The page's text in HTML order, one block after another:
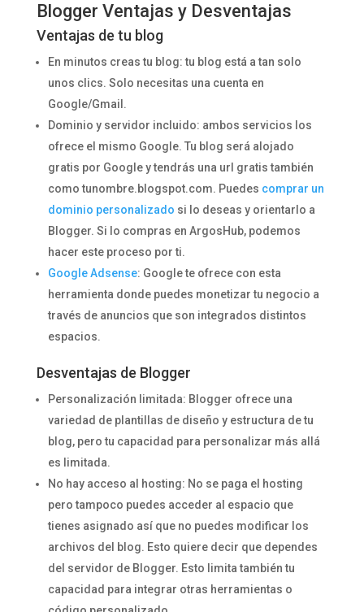
Blogger Ventajas y Desventajas
Ventajas de tu blog
En minutos creas tu blog: tu blog está a tan solo
unos clics. Solo necesitas una cuenta en
Google/Gmail.
Dominio y servidor incluido: ambos servicios los
ofrece el mismo Google. Tu blog será alojado
gratis por Google y tendrás una url gratis también
como tunombre.blogspot.com. Puedes comprar un
dominio personalizado si lo deseas y orientarlo a
Blogger. Si lo compras en ArgosHub, podemos
hacer este proceso por ti.
Google Adsense: Google te ofrece con esta
herramienta donde puedes monetizar tu negocio a
través de anuncios que son integrados distintos
espacios.
Desventajas de Blogger
Personalización limitada: Blogger ofrece una
variedad de plantillas de diseño y estructura de tu
blog, pero tu capacidad para personalizar más allá
es limitada.
No hay acceso al hosting: No se paga el hosting
pero tampoco puedes acceder al espacio que
tienes asignado así que no puedes modificar los
archivos del blog. Esto quiere decir que dependes
del servidor de Blogger. Esto limita también tu
capacidad para integrar otras herramientas o